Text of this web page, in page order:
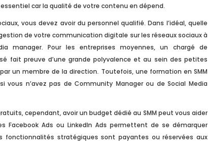
car la qualité de votre contenu en dépend.
vous devez avoir du personnel qualifié. Dans l’idéal, quelle
de votre communication digitale sur les réseaux sociaux à
manager. Pour les entreprises moyennes, un chargé de
fait preuve d’une grande polyvalence et au sein des petites
un membre de la direction. Toutefois, une formation en SMM
n’avez pas de Community Manager ou de Social Media
cependant, avoir un budget dédié au SMM peut vous aider
Facebook Ads ou LinkedIn Ads permettent de se démarquer
fonctionnalités stratégiques sont payantes ou réservées aux